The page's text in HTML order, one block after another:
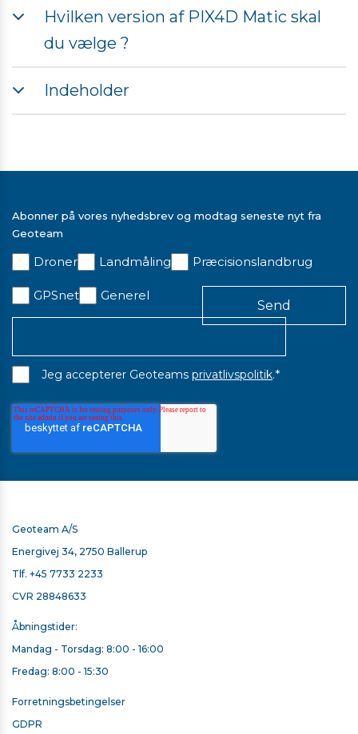
Hvilken version af PIX4D Matic skal
du vælge ?
Indeholder
Abonner på vores nyhedsbrev og modtag seneste nyt fra
Geoteam
Droner Landmåling Præcisionslandbrug
GPSnet Generel
Jeg accepterer Geoteams privatlivspolitik.*
Geoteam A/S
Energivej 34, 2750 Ballerup
Tlf. +45 7733 2233
CVR 28848633
Åbningstider:
Mandag - Torsdag: 8:00 - 16:00
Fredag: 8:00 - 15:30
Forretningsbetingelser
GDPR